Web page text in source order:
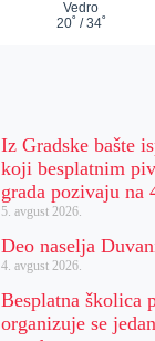
Iz Gradske bašte
koji besplatnim
grada pozivaju na
5. avgust 2026.
Deo naselja
4. avgust 2026.
Besplatna školica
organizuje se